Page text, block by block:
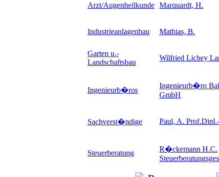
Arzt/Augenheilkunde Marquardt, H.
Industrieanlagenbau Mathias, B.
Garten u.-
Landschaftsbau
Wilfried Lichey
Ingenieurb�ros
Ingenieurb�ro
GmbH
Sachverst�ndige Paul, A.
Steuerberatung
R�ckemann H.C.